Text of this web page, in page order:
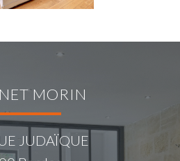
MORIN
JUDAÏQUE